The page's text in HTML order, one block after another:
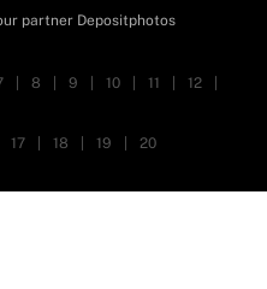
partner Depositphotos
8 9 10 11 12
17 18 19 20